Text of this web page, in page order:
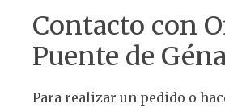
Contacto con
Puente de
Para realizar un pedido o